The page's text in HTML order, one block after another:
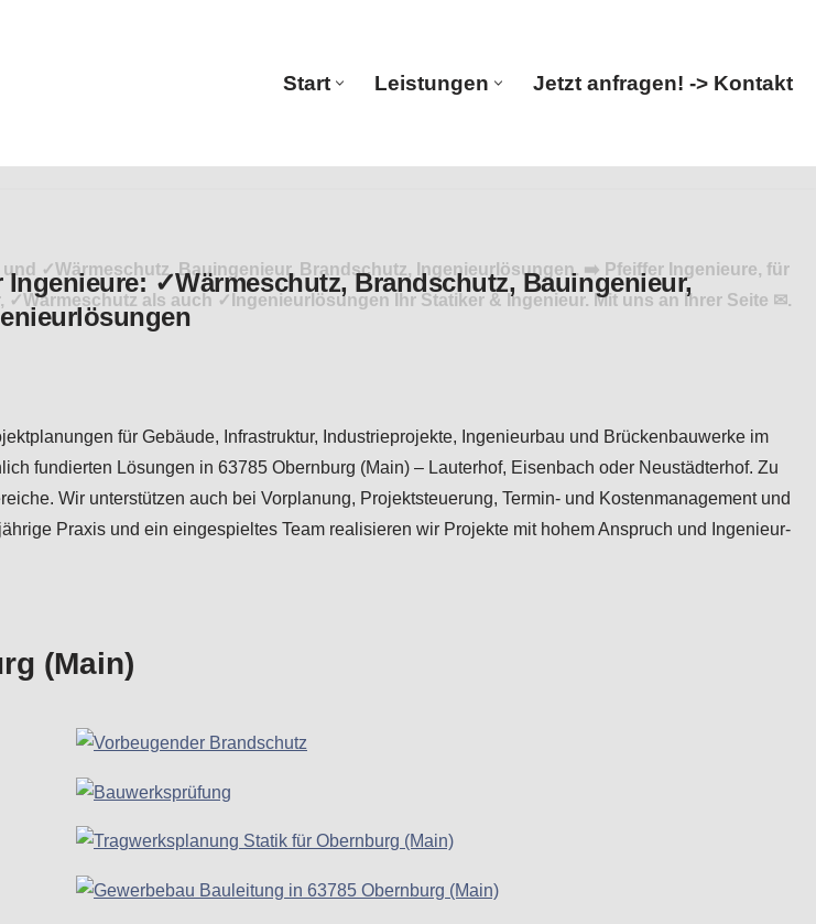
Start Leistungen Jetzt anfragen! -> Kontakt
✓Wärmeschutz, Bauingenieur, Brandschutz, Ingenieurlösungen. ➡️ Pfeiffer Ingenieure, für
als auch ✓Ingenieurlösungen Ihr Statiker & Ingenieur. Mit uns an Ihrer Seite ✉.
für Gebäude, Infrastruktur, Industrieprojekte, Ingenieurbau und Brückenbauwerke im
fundierten Lösungen in 63785 Obernburg (Main) – Lauterhof, Eisenbach oder Neustädterhof. Zu
Wir unterstützen auch bei Vorplanung, Projektsteuerung, Termin- und Kostenmanagement und
Praxis und ein eingespieltes Team realisieren wir Projekte mit hohem Anspruch und Ingenieur-
(Main)